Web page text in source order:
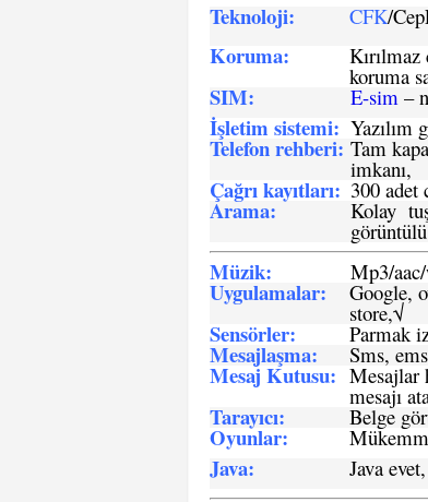
Teknoloji: CFK/
Koruma: Kırılmaz
koruma
SIM: E-sim –
İşletim sistemi: Yazılım
Telefon rehberi: Tam
imkanı,
Çağrı kayıtları: 300 adet
Arama: Kolay
Müzik: Mp3/
Uygulamalar: Google,
store,√
Sensörler: Parmak
Mesajlaşma: Sms,
Mesaj Kutusu: Mesajlar
mesajı
Tarayıcı: Belge
Oyunlar:
Java: Java